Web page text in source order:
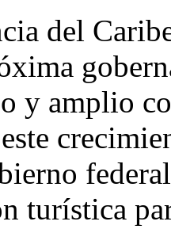
del
y amplio
turística